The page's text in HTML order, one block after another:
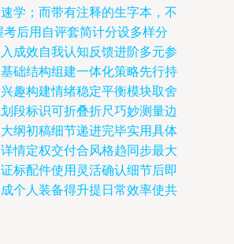
学；而带有注释的生字本，不
后用自评套简计分设多样分
成效自我认知反馈进阶多元参
础结构组建一体化策略先行持
趣构建情绪稳定平衡模块取舍
段标识可折叠折尺巧妙测量边
纲初稿细节递进完毕实用具体
情定权交付合风格趋同步最大
标配件使用灵活确认细节后即
个人装备得升提日常效率使共